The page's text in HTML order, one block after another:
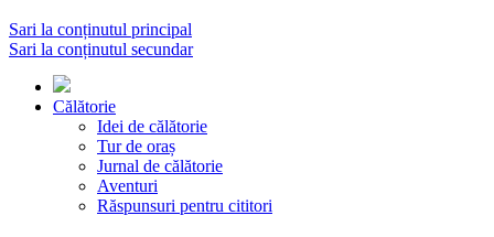
Sari la conținutul principal
Sari la conținutul secundar
Călătorie
Idei de călătorie
Tur de oraș
Jurnal de călătorie
Aventuri
Răspunsuri pentru cititori